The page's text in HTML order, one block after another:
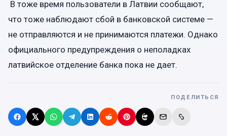
В тоже время пользователи в Латвии сообщают,
что тоже наблюдают сбой в банковской системе —
не отправляются и не принимаются платежи. Однако
официального предупреждения о неполадках
латвийское отделение банка пока не дает.
ПОДЕЛИТЬСЯ